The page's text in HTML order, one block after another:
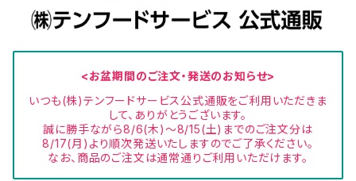
<お盆期間のご注文・発送のお知らせ>
いつも(株)テンフードサービス公式通販をご利用いただきま
して、ありがとうございます。
誠に勝手ながら8/6(木)～8/15(土)までのご注文分は
8/17(月)より順次発送いたしますのでご了承ください。
なお、商品のご注文は通常通りご利用いただけます。